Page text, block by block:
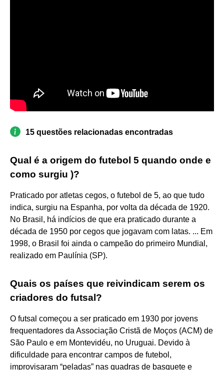
15 questões relacionadas encontradas
Qual é a origem do futebol 5 quando onde e
como surgiu )?
Praticado por atletas cegos, o futebol de 5, ao que tudo
indica, surgiu na Espanha, por volta da década de 1920.
No Brasil, há indícios de que era praticado durante a
década de 1950 por cegos que jogavam com latas. ... Em
1998, o Brasil foi ainda o campeão do primeiro Mundial,
realizado em Paulínia (SP).
Quais os países que reivindicam serem os
criadores do futsal?
O futsal começou a ser praticado em 1930 por jovens
frequentadores da Associação Cristã de Moços (ACM) de
São Paulo e em Montevidéu, no Uruguai. Devido à
dificuldade para encontrar campos de futebol,
improvisaram “peladas” nas quadras de basquete e